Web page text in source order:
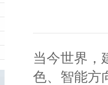
当今世界，
色、智能方